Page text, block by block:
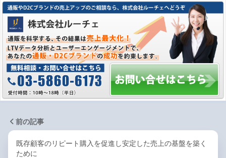
前の記事
既存顧客のリピート購入を促進し安定した売上の基盤を築く
ために